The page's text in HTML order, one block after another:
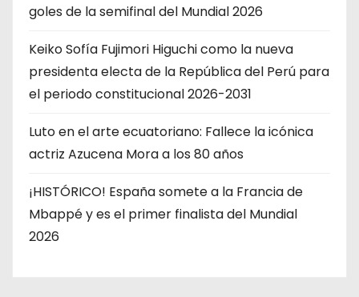
goles de la semifinal del Mundial 2026
Keiko Sofía Fujimori Higuchi como la nueva
presidenta electa de la República del Perú para
el periodo constitucional 2026-2031
Luto en el arte ecuatoriano: Fallece la icónica
actriz Azucena Mora a los 80 años
¡HISTÓRICO! España somete a la Francia de
Mbappé y es el primer finalista del Mundial
2026